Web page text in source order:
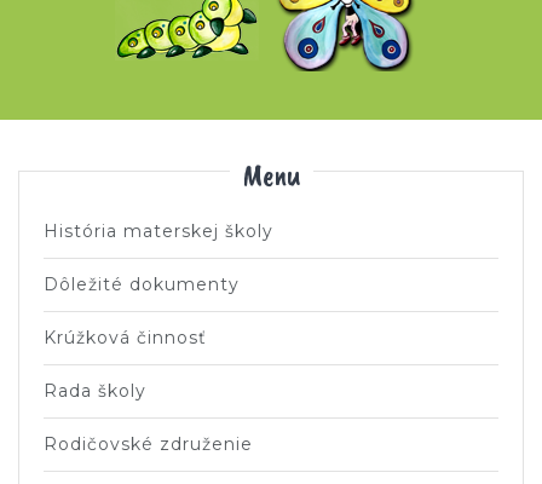
Menu
História materskej školy
Dôležité dokumenty
Krúžková činnosť
Rada školy
Rodičovské združenie